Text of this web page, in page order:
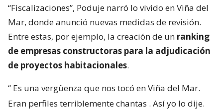
“Fiscalizaciones”, Poduje narró lo vivido en Viña del
Mar, donde anunció nuevas medidas de revisión.
Entre estas, por ejemplo, la creación de un ranking
de empresas constructoras para la adjudicación
de proyectos habitacionales.
“ Es una vergüenza que nos tocó en Viña del Mar.
Eran perfiles terriblemente chantas . Así yo lo dije.